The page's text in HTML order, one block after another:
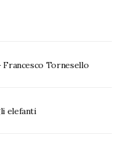
Tornesello
elefanti